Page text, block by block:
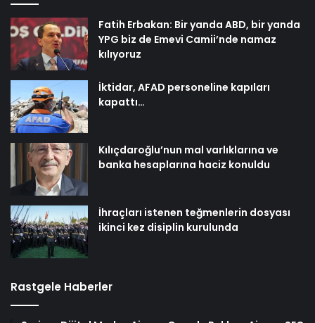
Fatih Erbakan: Bir yanda ABD, bir yanda
YPG biz de Emevi Camii’nde namaz
kılıyoruz
İktidar, AFAD personeline kapıları
kapattı…
Kılıçdaroğlu’nun mal varlıklarına ve
banka hesaplarına haciz konuldu
İhraçları istenen teğmenlerin dosyası
ikinci kez disiplin kurulunda
Rastgele Haberler